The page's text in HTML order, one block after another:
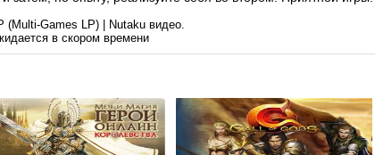
(Multi-Games LP) | Nutaku видео.
в скором времени